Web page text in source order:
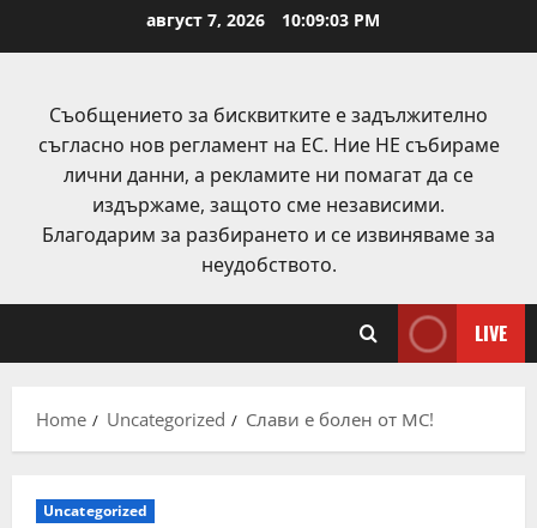
август 7, 2026 10:09:03 PM
Съобщението за бисквитките е задължително
съгласно нов регламент на ЕС. Ние НЕ събираме
лични данни, а рекламите ни помагат да се
издържаме, защото сме независими.
Благодарим за разбирането и се извиняваме за
неудобството.
LIVE
Home Uncategorized ​Слави е болен от МС!
Uncategorized